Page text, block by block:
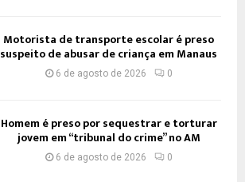
Motorista de transporte escolar é preso
suspeito de abusar de criança em Manaus
6 de agosto de 2026 0
Homem é preso por sequestrar e torturar
jovem em “tribunal do crime” no AM
6 de agosto de 2026 0